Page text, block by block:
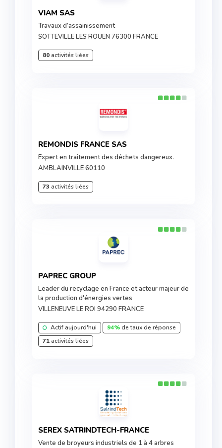
VIAM SAS
Travaux d’assainissement
SOTTEVILLE LES ROUEN 76300 FRANCE
80activités liées
REMONDIS FRANCE SAS
Expert en traitement des déchets dangereux.
AMBLAINVILLE 60110
73 activités liées
PAPREC GROUP
Leader du recyclage en France et acteur majeur de
la production d'énergies vertes
VILLENEUVE LE ROI 94290 FRANCE
Actif aujourd'hui 94%de taux de réponse
71activités liées
SEREX SATRINDTECH-FRANCE
Vente de broyeurs industriels de 1 à 4 arbres